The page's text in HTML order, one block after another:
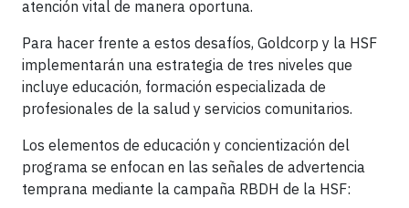
atención vital de manera oportuna.
Para hacer frente a estos desafíos, Goldcorp y la HSF
implementarán una estrategia de tres niveles que
incluye educación, formación especializada de
profesionales de la salud y servicios comunitarios.
Los elementos de educación y concientización del
programa se enfocan en las señales de advertencia
temprana mediante la campaña RBDH de la HSF: